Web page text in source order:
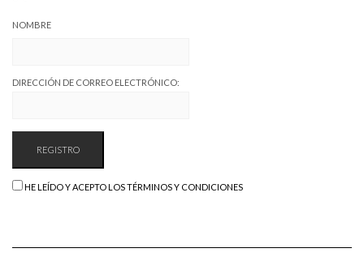
NOMBRE
DIRECCIÓN DE CORREO ELECTRÓNICO:
HE LEÍDO Y ACEPTO LOS TÉRMINOS Y CONDICIONES